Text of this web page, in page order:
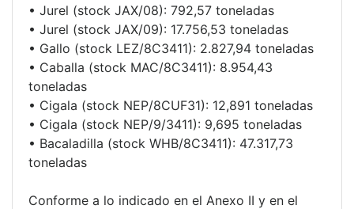
• Jurel (stock JAX/08): 792,57 toneladas
• Jurel (stock JAX/09): 17.756,53 toneladas
• Gallo (stock LEZ/8C3411): 2.827,94 toneladas
• Caballa (stock MAC/8C3411): 8.954,43
toneladas
• Cigala (stock NEP/8CUF31): 12,891 toneladas
• Cigala (stock NEP/9/3411): 9,695 toneladas
• Bacaladilla (stock WHB/8C3411): 47.317,73
toneladas
Conforme a lo indicado en el Anexo II y en el